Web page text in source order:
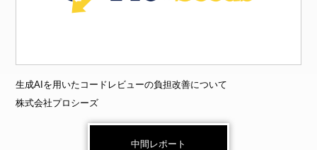
生成AIを用いたコードレビューの負担改善について
株式会社プロシーズ
中間レポート